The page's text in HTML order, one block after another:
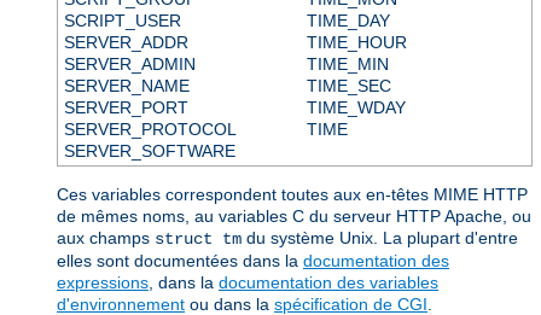
SCRIPT_USER
SERVER_ADDR
SERVER_ADMIN
SERVER_NAME
SERVER_PORT
SERVER_PROTOCOL
SERVER_SOFTWARE
TIME_DAY
TIME_HOUR
TIME_MIN
TIME_SEC
TIME_WDAY
TIME
Ces variables correspondent toutes aux en-têtes MIME HTTP
de mêmes noms, au variables C du serveur HTTP Apache, ou
aux champs struct tm du système Unix. La plupart d'entre
elles sont documentées dans la documentation des
expressions , dans la documentation des variables
d'environnement ou dans la spécification de CGI